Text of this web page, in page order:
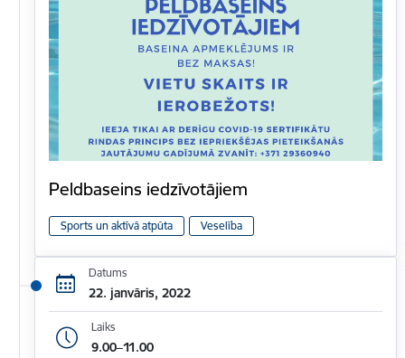
Peldbaseins iedzīvotājiem
Sports un aktīvā atpūta Veselība
Datums
22. janvāris, 2022
Laiks
9.00–11.00